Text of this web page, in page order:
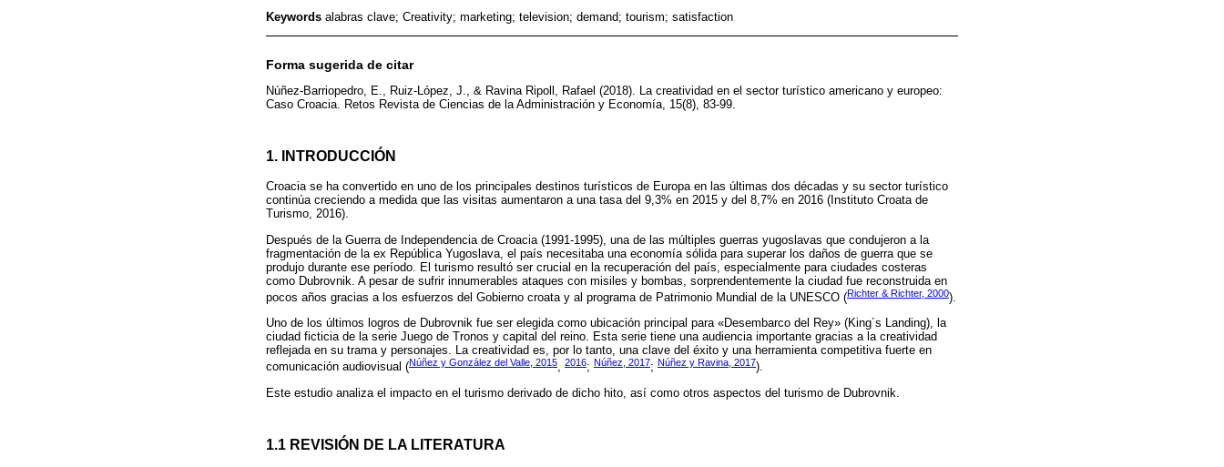
Keywords alabras clave; Creativity; marketing; television; demand; tourism; satisfaction
Forma sugerida de citar
Núñez-Barriopedro, E., Ruiz-López, J., & Ravina Ripoll, Rafael (2018). La creatividad en el sector turístico americano y europeo:
Caso Croacia. Retos Revista de Ciencias de la Administración y Economía, 15(8), 83-99.
1. INTRODUCCIÓN
Croacia se ha convertido en uno de los principales destinos turísticos de Europa en las últimas dos décadas y su sector turístico
continúa creciendo a medida que las visitas aumentaron a una tasa del 9,3% en 2015 y del 8,7% en 2016 (Instituto Croata de
Turismo, 2016).
Después de la Guerra de Independencia de Croacia (1991-1995), una de las múltiples guerras yugoslavas que condujeron a la
fragmentación de la ex República Yugoslava, el país necesitaba una economía sólida para superar los daños de guerra que se
produjo durante ese período. El turismo resultó ser crucial en la recuperación del país, especialmente para ciudades costeras
como Dubrovnik. A pesar de sufrir innumerables ataques con misiles y bombas, sorprendentemente la ciudad fue reconstruida en
pocos años gracias a los esfuerzos del Gobierno croata y al programa de Patrimonio Mundial de la UNESCO (Richter & Richter, 2000).
Uno de los últimos logros de Dubrovnik fue ser elegida como ubicación principal para «Desembarco del Rey» (King´s Landing), la
ciudad ficticia de la serie Juego de Tronos y capital del reino. Esta serie tiene una audiencia importante gracias a la creatividad
reflejada en su trama y personajes. La creatividad es, por lo tanto, una clave del éxito y una herramienta competitiva fuerte en
comunicación audiovisual (Núñez y González del Valle, 2015, 2016; Núñez, 2017; Núñez y Ravina, 2017).
Este estudio analiza el impacto en el turismo derivado de dicho hito, así como otros aspectos del turismo de Dubrovnik.
1.1 REVISIÓN DE LA LITERATURA